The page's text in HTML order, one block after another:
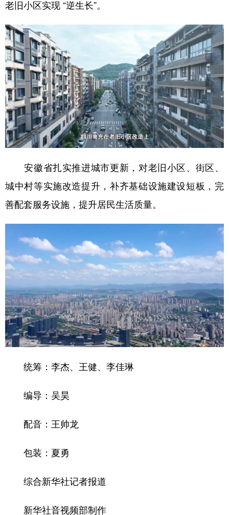
老旧小区实现 “逆生长”。
安徽省扎实推进城市更新，对老旧小区、街区、
城中村等实施改造提升，补齐基础设施建设短板，完
善配套服务设施，提升居民生活质量。
统筹：李杰、王健、李佳琳
编导：吴昊
配音：王帅龙
包装：夏勇
综合新华社记者报道
新华社音视频部制作